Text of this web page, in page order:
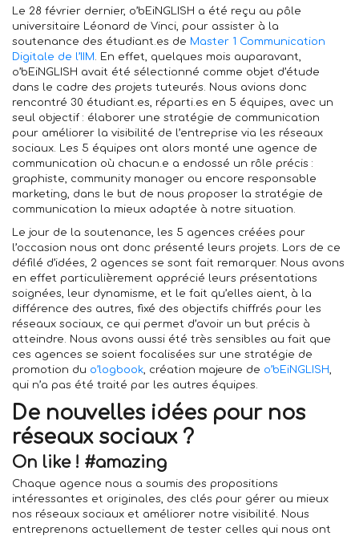
Le 28 février dernier, o’bEiNGLISH a été reçu au pôle
universitaire Léonard de Vinci, pour assister à la
soutenance des étudiant.es de Master 1 Communication
Digitale de l’IIM . En effet, quelques mois auparavant,
o’bEiNGLISH avait été sélectionné comme objet d’étude
dans le cadre des projets tuteurés. Nous avions donc
rencontré 30 étudiant.es, réparti.es en 5 équipes, avec un
seul objectif : élaborer une stratégie de communication
pour améliorer la visibilité de l’entreprise via les réseaux
sociaux. Les 5 équipes ont alors monté une agence de
communication où chacun.e a endossé un rôle précis :
graphiste, community manager ou encore responsable
marketing, dans le but de nous proposer la stratégie de
communication la mieux adaptée à notre situation.
Le jour de la soutenance, les 5 agences créées pour
l’occasion nous ont donc présenté leurs projets. Lors de ce
défilé d’idées, 2 agences se sont fait remarquer. Nous avons
en effet particulièrement apprécié leurs présentations
soignées, leur dynamisme, et le fait qu’elles aient, à la
différence des autres, fixé des objectifs chiffrés pour les
réseaux sociaux, ce qui permet d’avoir un but précis à
atteindre. Nous avons aussi été très sensibles au fait que
ces agences se soient focalisées sur une stratégie de
promotion du o’logbook , création majeure de o’bEiNGLISH
qui n’a pas été traité par les autres équipes.
De nouvelles idées pour nos
réseaux sociaux ?
On like ! #amazing
Chaque agence nous a soumis des propositions
intéressantes et originales, des clés pour gérer au mieux
nos réseaux sociaux et améliorer notre visibilité. Nous
entreprenons actuellement de tester celles qui nous ont